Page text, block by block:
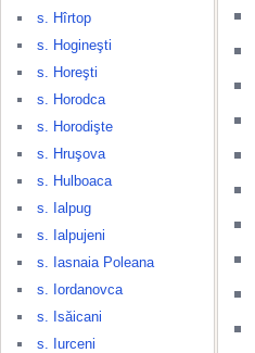
s. Hîrtop
s. Hogineşti
s. Horeşti
s. Horodca
s. Horodişte
s. Hruşova
s. Hulboaca
s. Ialpug
s. Ialpujeni
s. Iasnaia Poleana
s. Iordanovca
s. Isăicani
s. Iurceni